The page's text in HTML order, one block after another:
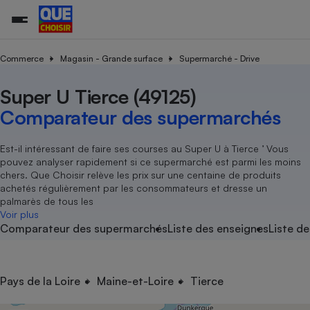
Commerce Magasin - Grande surface Supermarché - Drive
Super U Tierce (49125)
Comparateur des supermarchés
Est-il intéressant de faire ses courses au Super U à Tierce ’ Vous
pouvez analyser rapidement si ce supermarché est parmi les moins
chers. Que Choisir relève les prix sur une centaine de produits
achetés régulièrement par les consommateurs et dresse un
palmarès de tous les
Voir plus
Comparateur des supermarchésListe des enseignesListe
Pays de la Loire Maine-et-Loire Tierce
Nutrition
Assurance auto
Magasin - Grande surface
Méthode de vente -
Organismes de défense
Système judiciairegratuit
Déchet
Achat - Vente - Travaux
Location
Sport
électrique
Démarche administrative
Senior
Service marchand
Train
Transport aérien
Toutes les actualités
Enquêtes
Guides d'achat
Conseils
Brèves
Tous les services
Soumettre un litige
Lettres types
Rencontrer une association locale
Tous nos combats
Nos actions
Nos grandes victoires
Les billets de la présidente
Nos associations locales
Nous rejoindre
En savoir plus sur Que Choisir Ensemble
?
L’association
Nos missions
Notre méthodologie
Notre financement
Nos partenaires
Nous rejoindre